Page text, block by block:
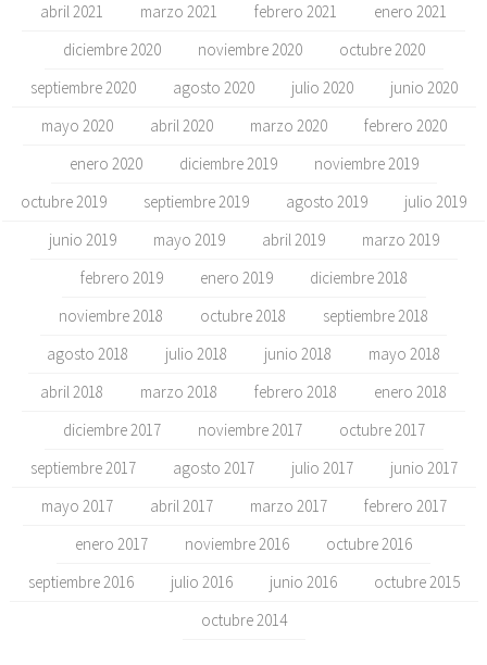
abril 2021
marzo 2021 febrero 2021
enero 2021
diciembre 2020
noviembre 2020
octubre 2020
septiembre 2020
agosto 2020 julio 2020
junio 2020
mayo 2020
abril 2020 marzo 2020
febrero 2020
enero 2020
diciembre 2019
noviembre 2019
octubre 2019
septiembre 2019 agosto 2019
julio 2019
junio 2019
mayo 2019 abril 2019
marzo 2019
febrero 2019
enero 2019
diciembre 2018
noviembre 2018
octubre 2018
septiembre 2018
agosto 2018
julio 2018 junio 2018
mayo 2018
abril 2018
marzo 2018 febrero 2018
enero 2018
diciembre 2017
noviembre 2017
octubre 2017
septiembre 2017
agosto 2017 julio 2017
junio 2017
mayo 2017
abril 2017 marzo 2017
febrero 2017
enero 2017
noviembre 2016
octubre 2016
septiembre 2016
julio 2016 junio 2016
octubre 2015
octubre 2014